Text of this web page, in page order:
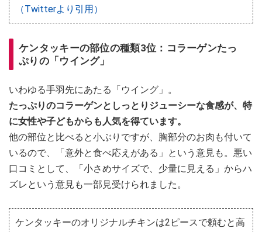
（Twitterより引用）
ケンタッキーの部位の種類3位：コラーゲンたっ
ぷりの「ウイング」
いわゆる手羽先にあたる「ウイング」。
たっぷりのコラーゲンとしっとりジューシーな食感が、特
に女性や子どもからも人気を得ています。
他の部位と比べると小ぶりですが、胸部分のお肉も付いて
いるので、「意外と食べ応えがある」という意見も。悪い
口コミとして、「小さめサイズで、少量に見える」から​​​​ハ
ズレという意見も一部見受けられました。
ケンタッキーのオリジナルチキンは2ピースで頼むと高